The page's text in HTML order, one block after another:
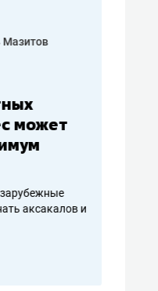
Мазитов
может
аксакалов и